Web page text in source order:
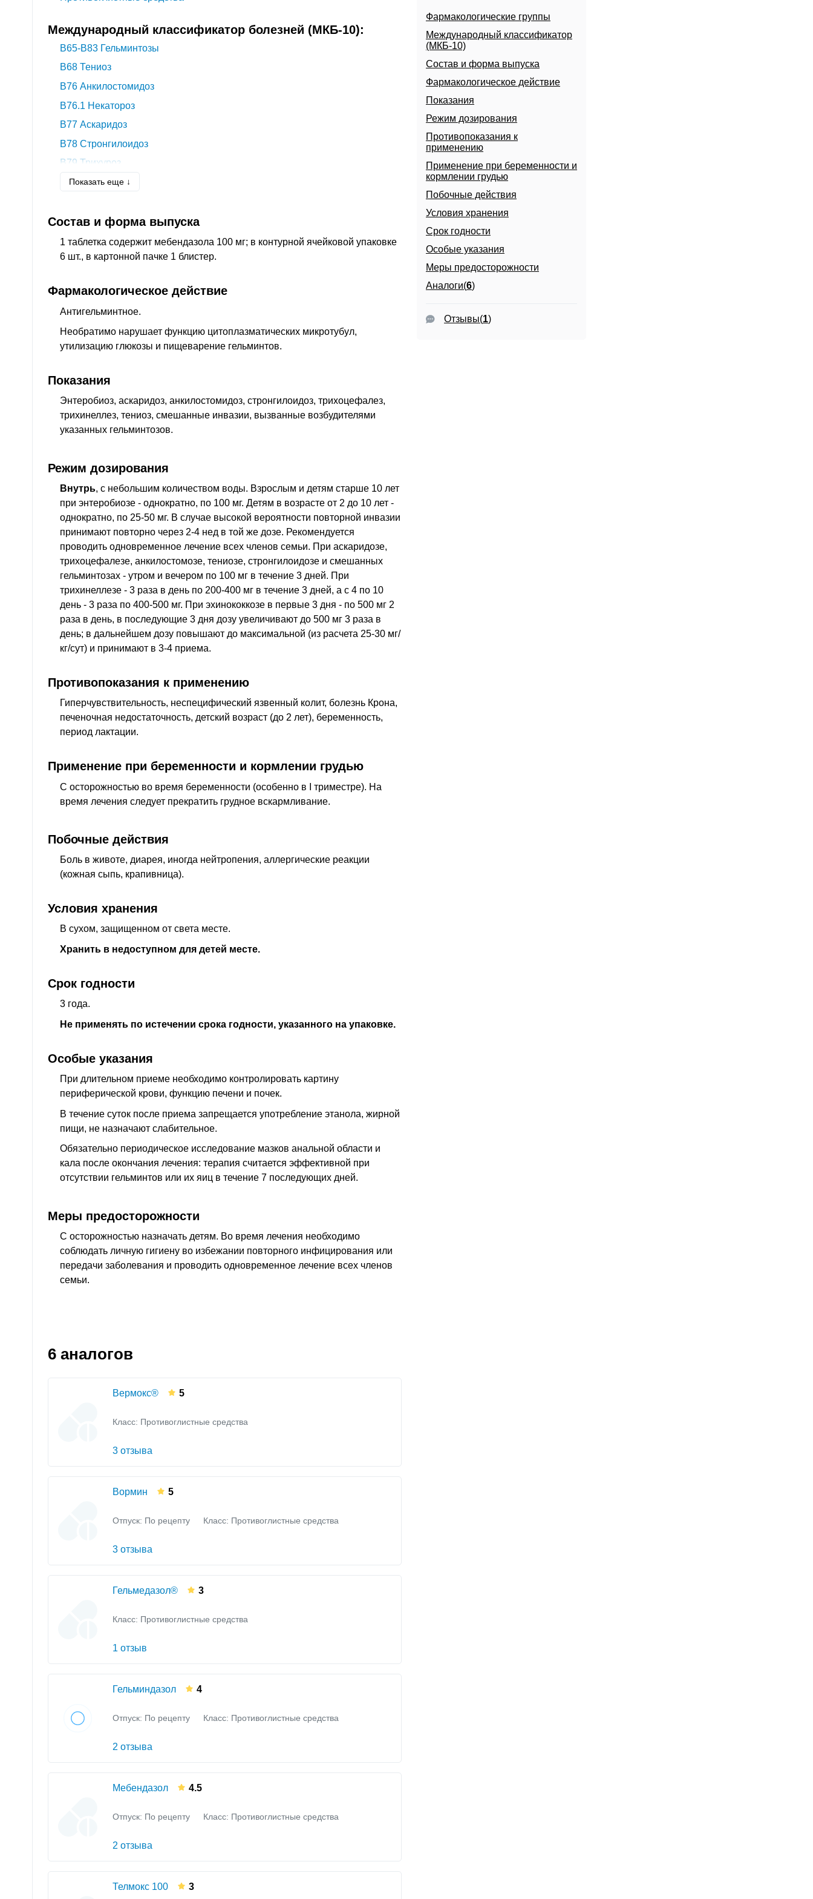
Международный классификатор болезней (МКБ-10):
B65-B83 Гельминтозы
B68 Тениоз
B76 Анкилостомидоз
B76.1 Некатороз
B77 Аскаридоз
B78 Стронгилоидоз
B79 Трихуроз
B80Энтеробиоз
Показать еще ↓
Состав и форма выпуска
1 таблетка содержит мебендазола 100 мг; в контурной ячейковой упаковке
6 шт., в картонной пачке 1 блистер.
Фармакологическое действие
Антигельминтное.
Необратимо нарушает функцию цитоплазматических микротубул,
утилизацию глюкозы и пищеварение гельминтов.
Показания
Энтеробиоз, аскаридоз, анкилостомидоз, стронгилоидоз, трихоцефалез,
трихинеллез, тениоз, смешанные инвазии, вызванные возбудителями
указанных гельминтозов.
Режим дозирования
Внутрь, с небольшим количеством воды. Взрослым и детям старше 10 лет
при энтеробиозе - однократно, по 100 мг. Детям в возрасте от 2 до 10 лет -
однократно, по 25-50 мг. В случае высокой вероятности повторной инвазии
принимают повторно через 2-4 нед в той же дозе. Рекомендуется
проводить одновременное лечение всех членов семьи. При аскаридозе,
трихоцефалезе, анкилостомозе, тениозе, стронгилоидозе и смешанных
гельминтозах - утром и вечером по 100 мг в течение 3 дней. При
трихинеллезе - 3 раза в день по 200-400 мг в течение 3 дней, а с 4 по 10
день - 3 раза по 400-500 мг. При эхинококкозе в первые 3 дня - по 500 мг 2
раза в день, в последующие 3 дня дозу увеличивают до 500 мг 3 раза в
день; в дальнейшем дозу повышают до максимальной (из расчета 25-30 мг/
кг/сут) и принимают в 3-4 приема.
Противопоказания к применению
Гиперчувствительность, неспецифический язвенный колит, болезнь Крона,
печеночная недостаточность, детский возраст (до 2 лет), беременность,
период лактации.
Применение при беременности и кормлении грудью
С осторожностью во время беременности (особенно в I триместре). На
время лечения следует прекратить грудное вскармливание.
Побочные действия
Боль в животе, диарея, иногда нейтропения, аллергические реакции
(кожная сыпь, крапивница).
Условия хранения
В сухом, защищенном от света месте.
Хранить в недоступном для детей месте.
Срок годности
3 года.
Не применять по истечении срока годности, указанного на упаковке.
Особые указания
При длительном приеме необходимо контролировать картину
периферической крови, функцию печени и почек.
В течение суток после приема запрещается употребление этанола, жирной
пищи, не назначают слабительное.
Обязательно периодическое исследование мазков анальной области и
кала после окончания лечения: терапия считается эффективной при
отсутствии гельминтов или их яиц в течение 7 последующих дней.
Меры предосторожности
С осторожностью назначать детям. Во время лечения необходимо
соблюдать личную гигиену во избежании повторного инфицирования или
передачи заболевания и проводить одновременное лечение всех членов
семьи.
6 аналогов
Вермокс® 5
Класс: Противоглистные средства
3 отзыва
Вормин 5
Отпуск: По рецепту Класс: Противоглистные средства
3 отзыва
Гельмедазол® 3
Класс: Противоглистные средства
1 отзыв
Гельминдазол 4
Отпуск: По рецепту Класс: Противоглистные средства
2 отзыва
Мебендазол 4.5
Отпуск: По рецепту Класс: Противоглистные средства
2 отзыва
Телмокс 100 3
Фармакологические группы
Международный классификатор
(МКБ-10)
Состав и форма выпуска
Фармакологическое действие
Показания
Режим дозирования
Противопоказания к
применению
Применение при беременности и
кормлении грудью
Побочные действия
Условия хранения
Срок годности
Особые указания
Меры предосторожности
Аналоги(6)
Отзывы(1)